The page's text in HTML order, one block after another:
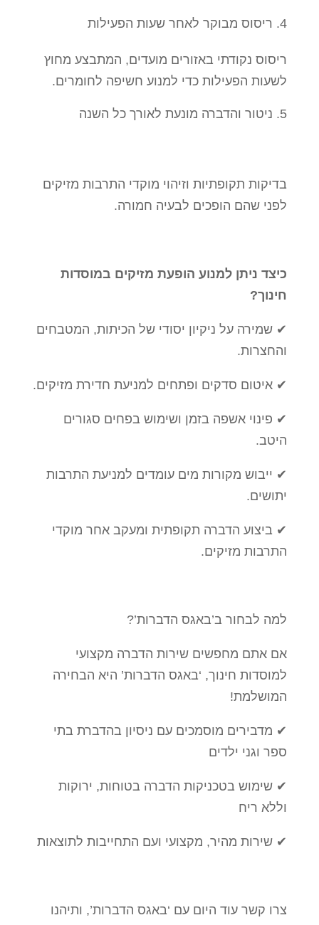
ריסוס מבוקר לאחר שעות הפעילות
ריסוס נקודתי באזורים מועדים, המתבצע מחוץ
לשעות הפעילות כדי למנוע חשיפה לחומרים.
ניטור והדברה מונעת לאורך כל השנה
בדיקות תקופתיות וזיהוי מוקדי התרבות מזיקים
לפני שהם הופכים לבעיה חמורה.
כיצד ניתן למנוע הופעת מזיקים במוסדות
חינוך?
✔ שמירה על ניקיון יסודי של הכיתות, המטבחים
והחצרות.
✔ איטום סדקים ופתחים למניעת חדירת מזיקים.
✔ פינוי אשפה בזמן ושימוש בפחים סגורים
היטב.
✔ ייבוש מקורות מים עומדים למניעת התרבות
יתושים.
✔ ביצוע הדברה תקופתית ומעקב אחר מוקדי
התרבות מזיקים.
למה לבחור ב’באגס הדברות’?
אם אתם מחפשים שירות הדברה מקצועי
למוסדות חינוך, ‘באגס הדברות’ היא הבחירה
המושלמת!
✔ מדבירים מוסמכים עם ניסיון בהדברת בתי
ספר וגני ילדים
✔ שימוש בטכניקות הדברה בטוחות, ירוקות
וללא ריח
✔ שירות מהיר, מקצועי ועם התחייבות לתוצאות
צרו קשר עוד היום עם ‘באגס הדברות’, ותיהנו